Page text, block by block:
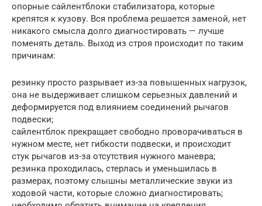
опорные сайлентблоки стабилизатора, которые
крепятся к кузову. Вся проблема решается заменой, нет
никакого смысла долго диагностировать — лучше
поменять деталь. Выход из строя происходит по таким
причинам:
резинку просто разрывает из-за повышенных нагрузок,
она не выдерживает слишком серьезных давлений и
деформируется под влиянием соединений рычагов
подвески;
сайлентблок прекращает свободно проворачиваться в
нужном месте, нет гибкости подвески, и происходит
стук рычагов из-за отсутствия нужного маневра;
резинка проходилась, стерлась и уменьшилась в
размерах, поэтому слышны металлические звуки из
ходовой части, которые сложно диагностировать;